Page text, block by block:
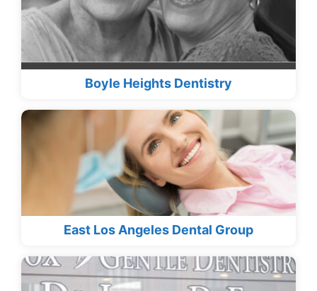
Boyle Heights Dentistry
East Los Angeles Dental Group